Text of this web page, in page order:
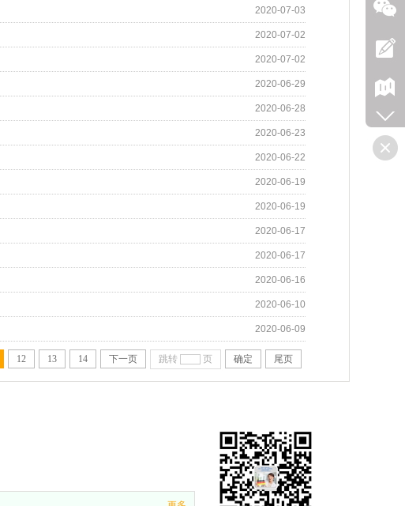
2020-07-03
2020-07-02
2020-07-02
2020-06-29
2020-06-28
2020-06-23
2020-06-22
2020-06-19
2020-06-19
2020-06-17
2020-06-17
2020-06-16
2020-06-10
2020-06-09
12 13 14 下一页 跳转 页 确定 尾页